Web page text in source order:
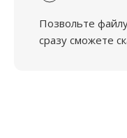
Позвольте
сразу сможете